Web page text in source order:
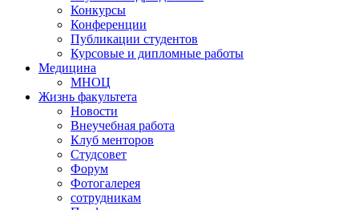
Конкурсы
Конференции
Публикации студентов
Курсовые и дипломные работы
Медицина
МНОЦ
Жизнь факультета
Новости
Внеучебная работа
Клуб менторов
Студсовет
Форум
Фотогалерея
сотрудникам